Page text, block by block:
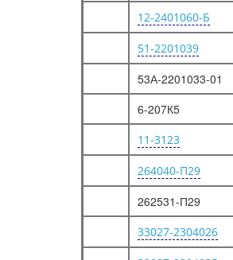
12-2401060-Б
51-2201039
53А-2201033-01
6-207К5
11-3123
264040-П29
262531-П29
33027-2304026